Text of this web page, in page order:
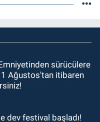
sürücülere
1 Ağustos'tan itibaren
dev festival başladı!